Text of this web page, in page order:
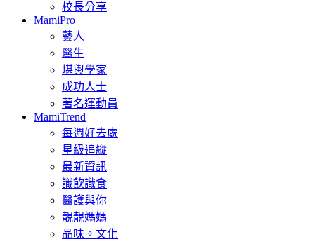
校長分享
MamiPro
藝人
醫生
堪輿學家
成功人士
著名運動員
MamiTrend
每週好去處
星級追縱
最新資訊
識飲識食
醫護與你
靚靚媽媽
品味。文化